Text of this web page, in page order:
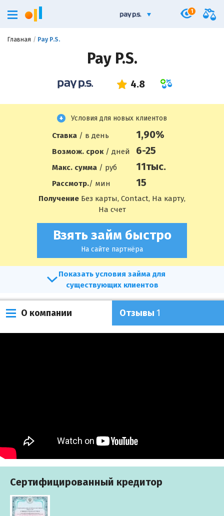
Главная Pay P.S.
Pay P.S.
Условия для новых клиентов
Ставка / в день 1,90%
Возмож. срок / дней 6-25
Макс. сумма / руб 11тыс.
Рассмотр./ мин 15
Получение Без карты, Contact, На карту,
На счет
Взять займ быстро
На сайте партнёра
условия займа для
существующих клиентов
О компании Отзывы 1
Сертифицированный кредитор
1